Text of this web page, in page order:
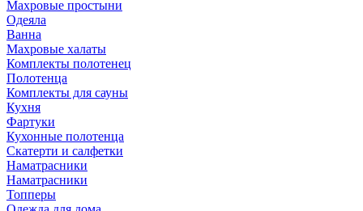
Махровые простыни
Одеяла
Ванна
Махровые халаты
Комплекты полотенец
Полотенца
Комплекты для сауны
Кухня
Фартуки
Кухонные полотенца
Скатерти и салфетки
Наматрасники
Наматрасники
Топперы